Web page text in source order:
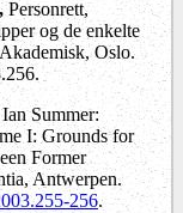
Personrett,
og de enkelte
Oslo.
Summer:
I: Grounds for
Former
Antwerpen.
256.